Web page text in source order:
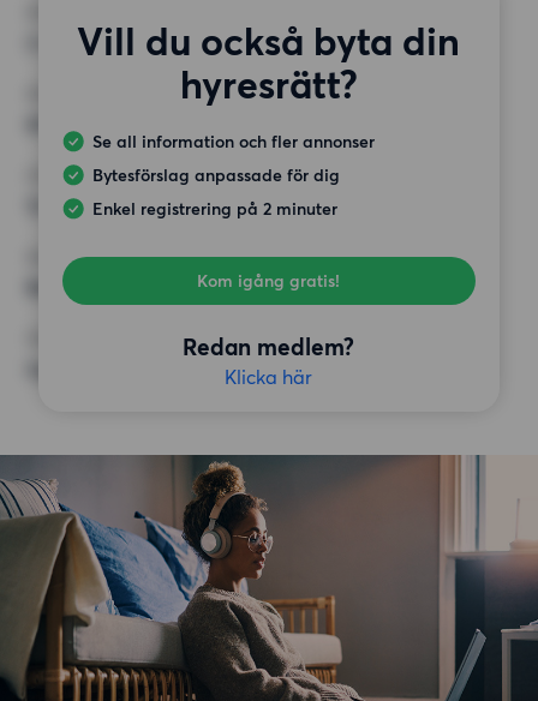
Vill du också byta din
hyresrätt?
Se all information och fler annonser
Bytesförslag anpassade för dig
Enkel registrering på 2 minuter
Kom igång gratis!
Redan medlem?
Klicka här
MINST ANTAL KVADRATMETER
HÖGSTA HYRA
12 000 kr
Balkong, Hiss
ÖVRIGA PREFERENSER
Inga speciella preferenser